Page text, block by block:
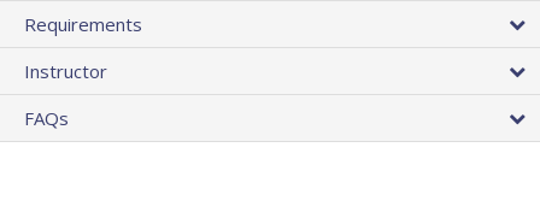
Requirements
Instructor
FAQs